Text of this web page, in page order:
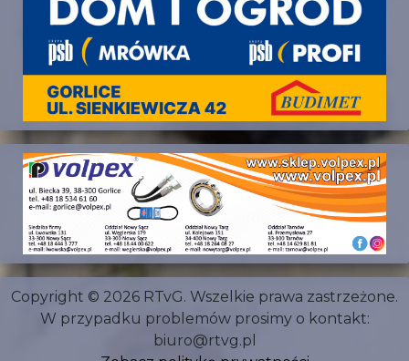
Copyright © 2026 RTvG. Wszelkie prawa zastrzeżone.
W przypadku problemów prosimy o kontakt:
biuro@rtvg.pl